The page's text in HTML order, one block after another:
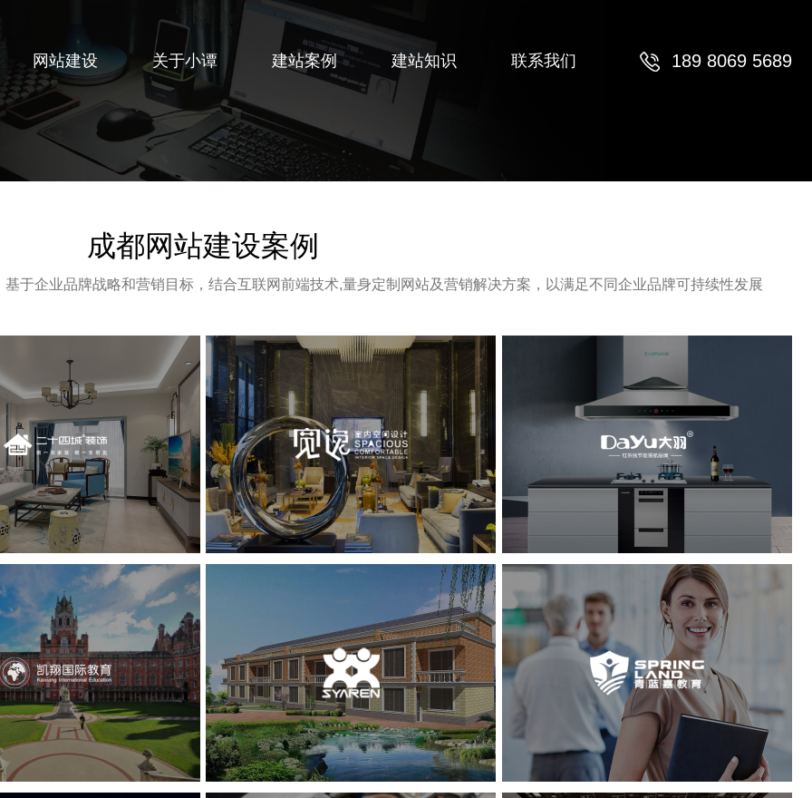
网站建设 关于小谭 建站案例 建站知识 联系我们 189 8069 5689
成都网站建设案例
于企业品牌战略和营销目标，结合互联网前端技术,量身定制网站及营销解决方案，以满足不同企业品牌可持续性发展